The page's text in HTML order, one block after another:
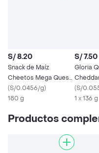
S/ 8.20
Snack de Maíz
Cheetos Mega Queso
180 g
(S/0.0456/g)
180 g
S/ 7.50
Gloria
(S/
1 x 136 g
Productos